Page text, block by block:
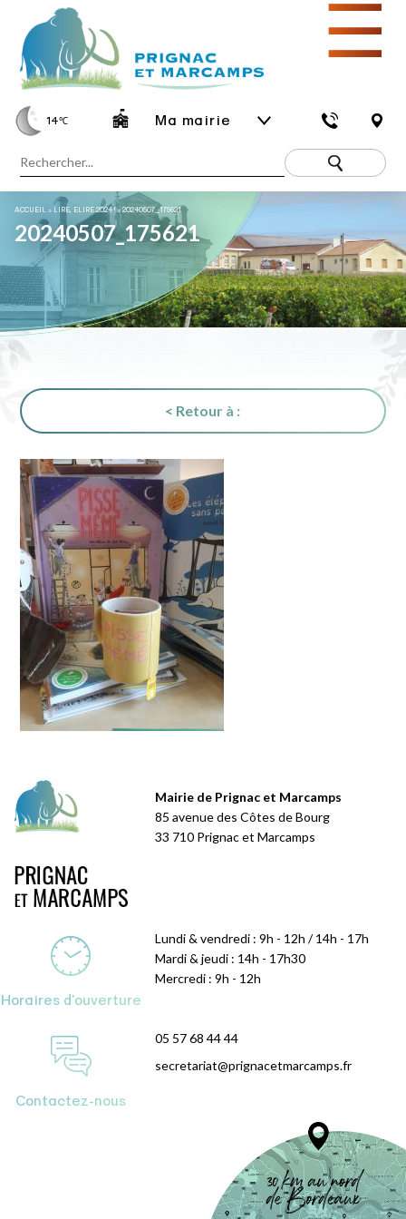
14℃ Ma mairie
☰
ACCUEIL » LIRE, ELIRE 2024 !»20240507_175621
20240507_175621
< Retour à :
Mairie de Prignac et Marcamps
85 avenue des Côtes de Bourg
33 710 Prignac et Marcamps
Horaires d'ouverture
Lundi & vendredi : 9h - 12h / 14h - 17h
Mardi & jeudi : 14h - 17h30
Mercredi : 9h - 12h
Contactez-nous
05 57 68 44 44
secretariat@prignacetmarcamps.fr